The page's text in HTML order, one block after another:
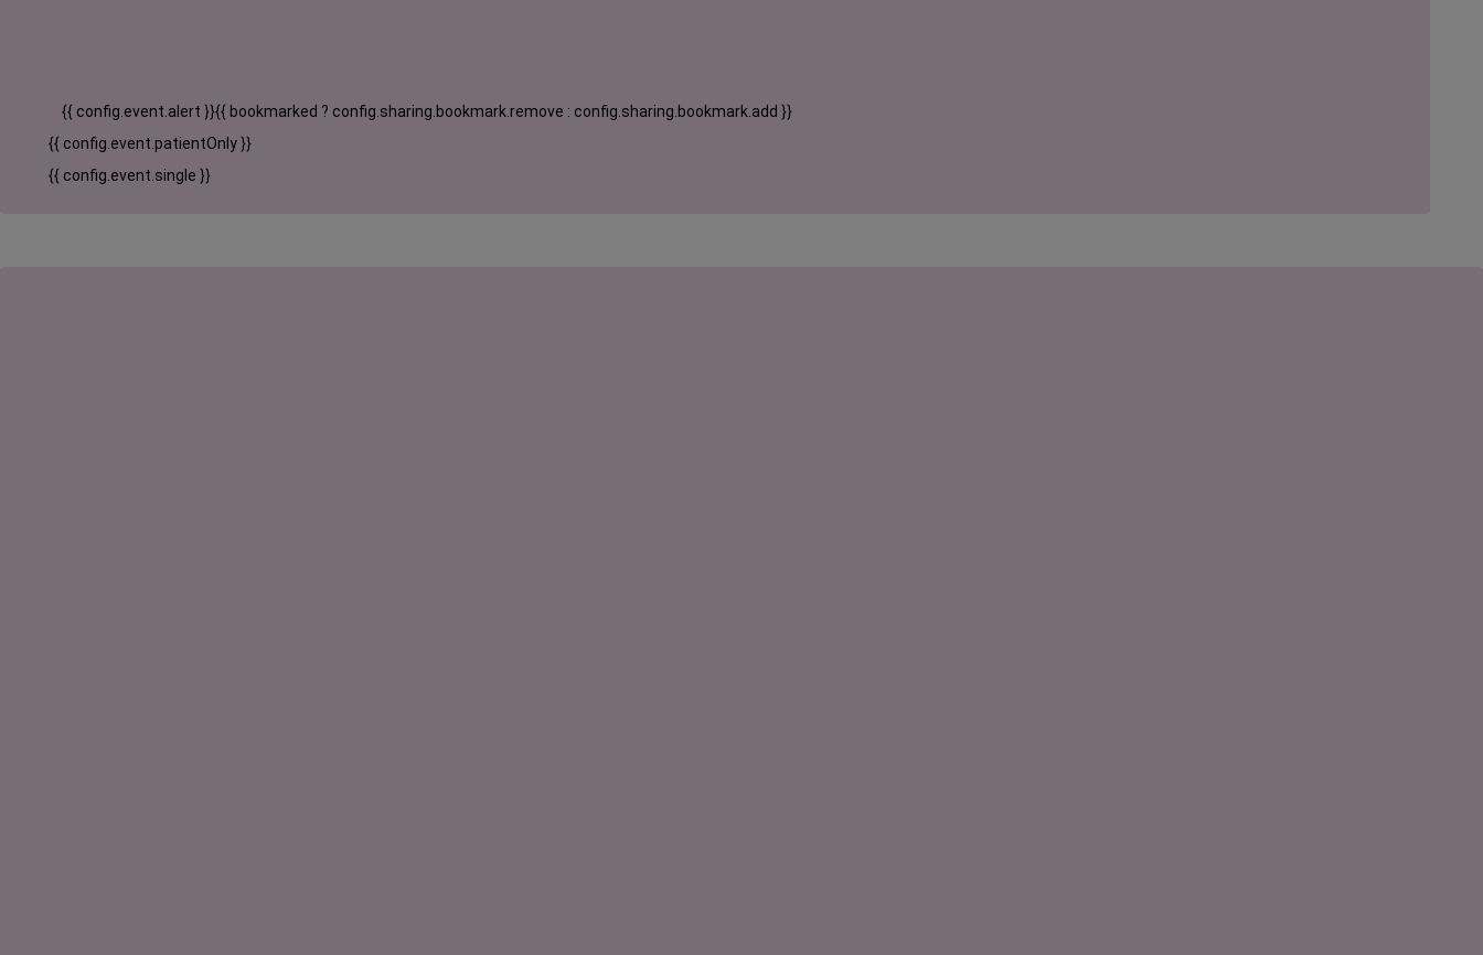
{{ config.event.alert }}{{ bookmarked ? config.sharing.bookmark.remove : config.sharing.bookmark.add }}
{{ config.event.patientOnly }}
{{ config.event.single }}